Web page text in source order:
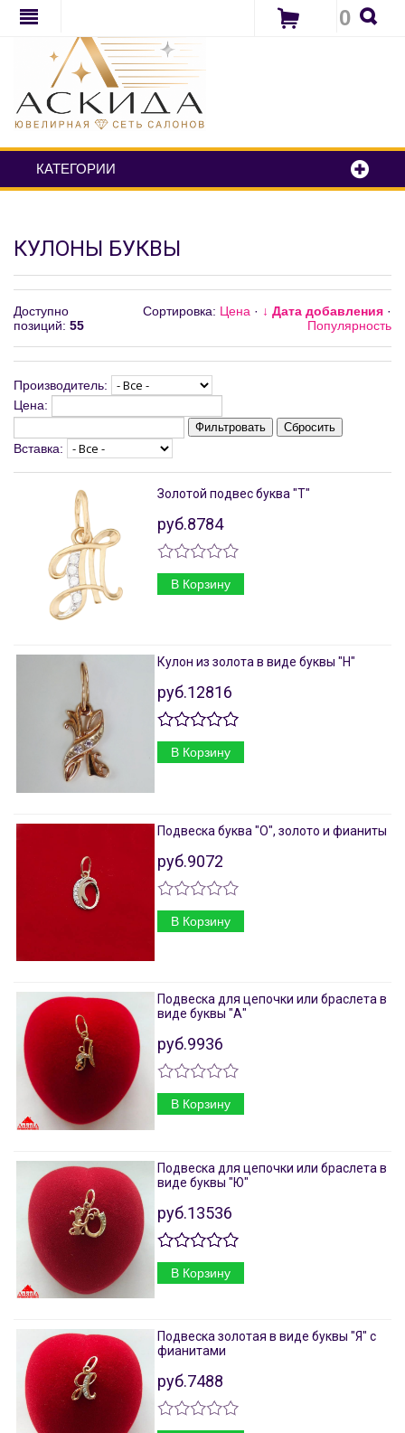
0
КАТЕГОРИИ
КУЛОНЫ БУКВЫ
Доступно
позиций: 55
Сортировка: Цена · ↓ Дата добавления ·
Популярность
Производитель:
Цена:
Фильтровать Сбросить
Вставка:
Золотой подвес буква "Т"
руб.8784
В Корзину
Кулон из золота в виде буквы "Н"
руб.12816
В Корзину
Подвеска буква "О", золото и фианиты
руб.9072
В Корзину
Подвеска для цепочки или браслета в
виде буквы "А"
руб.9936
В Корзину
Подвеска для цепочки или браслета в
виде буквы "Ю"
руб.13536
В Корзину
Подвеска золотая в виде буквы "Я" с
фианитами
руб.7488